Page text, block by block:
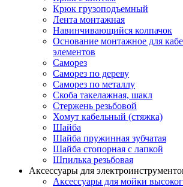
Крюк грузоподъемный
Лента монтажная
Навинчивающийся колпачок
Основание монтажное для
элементов
Саморез
Саморез по дереву
Саморез по металлу
Скоба такелажная, шакл
Стержень резьбовой
Хомут кабельный (стяжка)
Шайба
Шайба пружинная зубчатая
Шайба стопорная с лапкой
Шпилька резьбовая
Аксессуары для
Аксессуары для мойки